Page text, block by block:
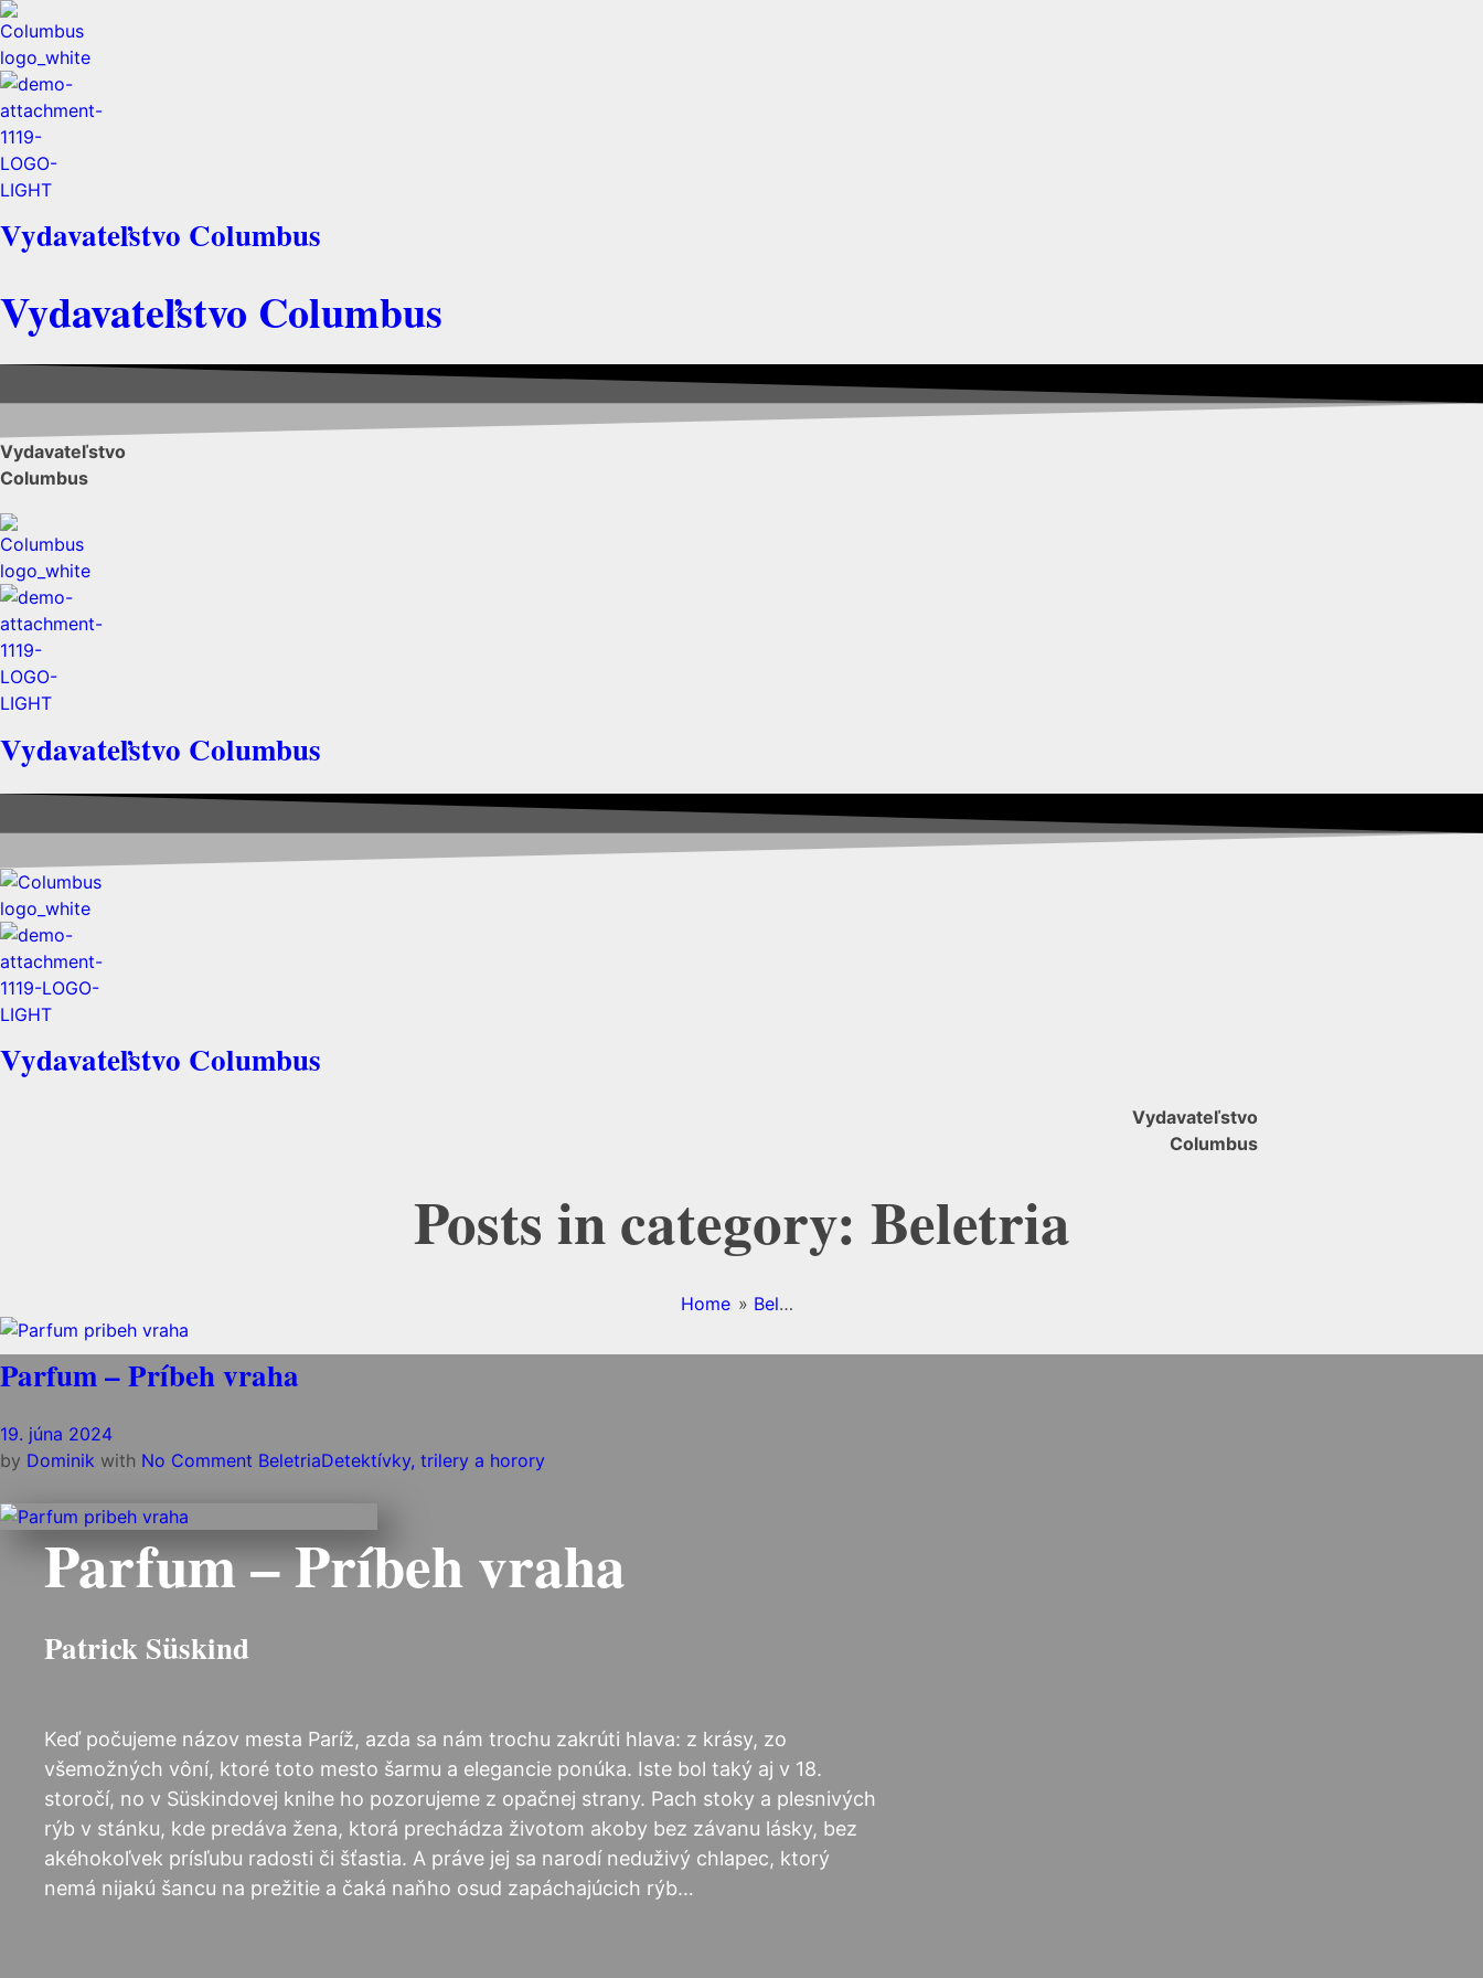
Vydavateľstvo Columbus
Vydavateľstvo Columbus
Vydavateľstvo
Columbus
Vydavateľstvo Columbus
Vydavateľstvo Columbus
Vydavateľstvo
Columbus
Home » Beletria
Posts in category: Beletria
Parfum – Príbeh vraha
19. júna 2024
by Dominik with No Comment BeletriaDetektívky, trilery a horory
Parfum – Príbeh vraha
Patrick Süskind
Keď počujeme názov mesta Paríž, azda sa nám trochu zakrúti hlava: z krásy, zo
všemožných vôní, ktoré toto mesto šarmu a elegancie ponúka. Iste bol taký aj v 18.
storočí, no v Süskindovej knihe ho pozorujeme z opačnej strany. Pach stoky a plesnivých
rýb v stánku, kde predáva žena, ktorá prechádza životom akoby bez závanu lásky, bez
akéhokoľvek prísľubu radosti či šťastia. A práve jej sa narodí neduživý chlapec, ktorý
nemá nijakú šancu na prežitie a čaká naňho osud zapáchajúcich rýb…